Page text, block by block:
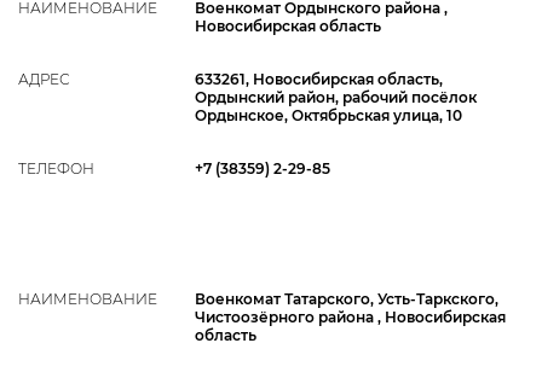
НАИМЕНОВАНИЕ
Военкомат Ордынского района ,
Новосибирская область
АДРЕС
633261, Новосибирская область,
Ордынский район, рабочий посёлок
Ордынское, Октябрьская улица, 10
ТЕЛЕФОН +7 (38359) 2-29-85
НАИМЕНОВАНИЕ
Военкомат Татарского, Усть-Таркского,
Чистоозёрного района , Новосибирская
область